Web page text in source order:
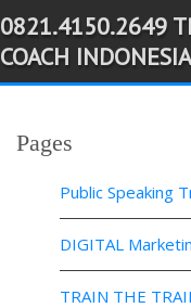
-->
0821.4150.2649
COACH
Pages
Public Speaking
DIGITAL
TRAIN THE